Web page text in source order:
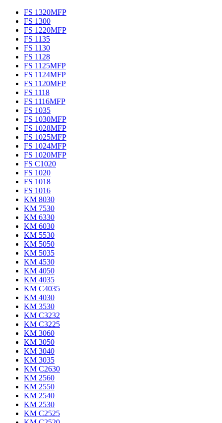
FS 1320MFP
FS 1300
FS 1220MFP
FS 1135
FS 1130
FS 1128
FS 1125MFP
FS 1124MFP
FS 1120MFP
FS 1118
FS 1116MFP
FS 1035
FS 1030MFP
FS 1028MFP
FS 1025MFP
FS 1024MFP
FS 1020MFP
FS C1020
FS 1020
FS 1018
FS 1016
KM 8030
KM 7530
KM 6330
KM 6030
KM 5530
KM 5050
KM 5035
KM 4530
KM 4050
KM 4035
KM C4035
KM 4030
KM 3530
KM C3232
KM C3225
KM 3060
KM 3050
KM 3040
KM 3035
KM C2630
KM 2560
KM 2550
KM 2540
KM 2530
KM C2525